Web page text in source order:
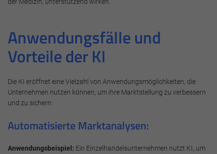
Anwendungsfälle und
Vorteile der KI
Die KI eröffnet eine Vielzahl von Anwendungsmöglichkeiten, die
Unternehmen nutzen können, um ihre Marktstellung zu verbessern
und zu sichern:
Automatisierte Marktanalysen:
Anwendungsbeispiel: Ein Einzelhandelsunternehmen nutzt KI, um